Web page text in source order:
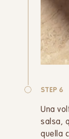
STEP 6
Una
salsa,
quella